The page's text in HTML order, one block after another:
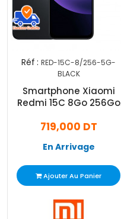
Réf : RED-15C-8/256-5G-
BLACK
Smartphone Xiaomi
Redmi 15C 8Go 256Go
719,000 DT
En Arrivage
Ajouter Au Panier